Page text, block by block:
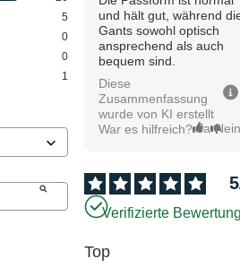
5
0
0
1
und hält gut, während
Gants sowohl optisch
ansprechend als auch
bequem sind.
Diese
Zusammenfassung
wurde von KI erstellt
War es hilfreich? Ja
5
Verifizierte
Top